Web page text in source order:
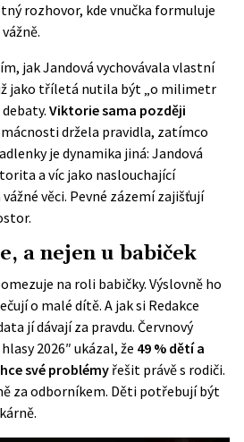
rozhovor, kde vnučka formuluje
jak Jandová vychovávala vlastní
jako tříletá nutila být „o milimetr
Viktorie sama později
držela pravidla, zatímco
je dynamika jiná: Jandová
a víc jako naslouchající
věci. Pevné zázemí zajišťují
a nejen u babiček
na roli babičky. Výslovně ho
o malé dítě. A jak si Redakce
jí dávají za pravdu. Červnový
2026″ ukázal, že 49 % dětí a
své problémy řešit právě s rodiči.
za odborníkem. Děti potřebují být